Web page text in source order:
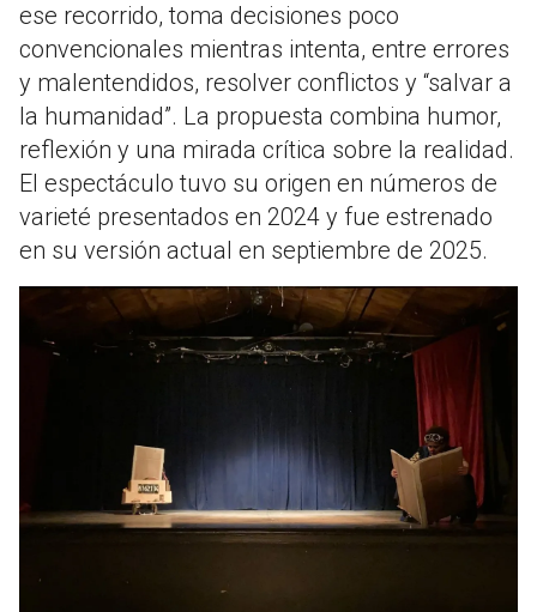
ese recorrido, toma decisiones poco
convencionales mientras intenta, entre errores
y malentendidos, resolver conflictos y “salvar a
la humanidad”. La propuesta combina humor,
reflexión y una mirada crítica sobre la realidad.
El espectáculo tuvo su origen en números de
varieté presentados en 2024 y fue estrenado
en su versión actual en septiembre de 2025.